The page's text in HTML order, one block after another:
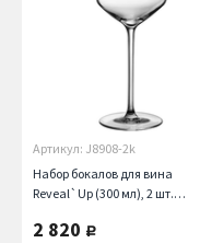
Артикул: J8908-2k
Набор бокалов для вина
Reveal`Up (300 мл), 2 шт.
2 820 руб.